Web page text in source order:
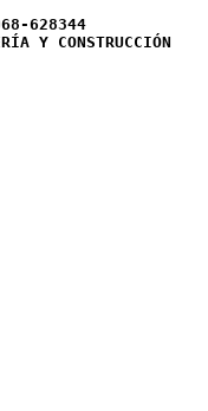
628344
Y CONSTRUCCIÓN